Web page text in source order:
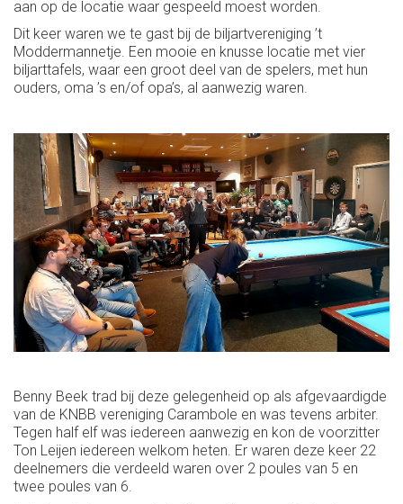
aan op de locatie waar gespeeld moest worden.
Dit keer waren we te gast bij de biljartvereniging ’t
Moddermannetje. Een mooie en knusse locatie met vier
biljarttafels, waar een groot deel van de spelers, met hun
ouders, oma ’s en/of opa’s, al aanwezig waren.
Benny Beek trad bij deze gelegenheid op als afgevaardigde
van de KNBB vereniging Carambole en was tevens arbiter.
Tegen half elf was iedereen aanwezig en kon de voorzitter
Ton Leijen iedereen welkom heten. Er waren deze keer 22
deelnemers die verdeeld waren over 2 poules van 5 en
twee poules van 6.